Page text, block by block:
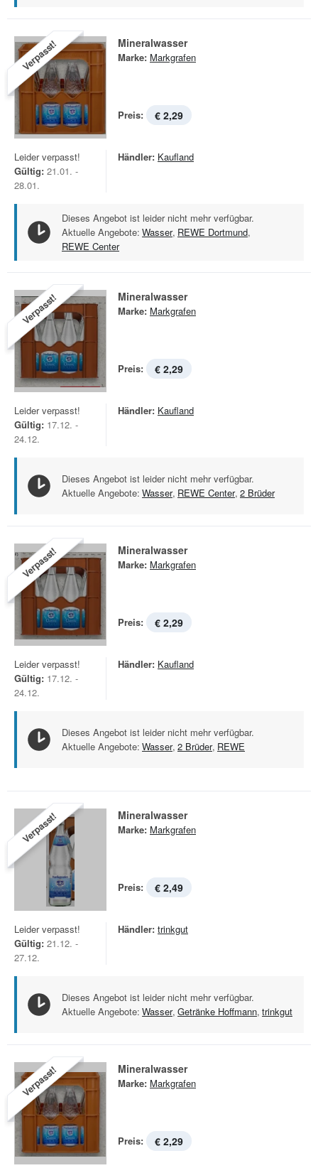
Verpasst! Mineralwasser
Marke: Markgrafen
Preis: € 2,29
Leider verpasst!
Gültig: 21.01. -
28.01.
Händler: Kaufland
Dieses Angebot ist leider nicht mehr verfügbar.
Aktuelle Angebote: Wasser, REWE Dortmund,
REWE Center
Verpasst! Mineralwasser
Marke: Markgrafen
Preis: € 2,29
Leider verpasst!
Gültig: 17.12. -
24.12.
Händler: Kaufland
Dieses Angebot ist leider nicht mehr verfügbar.
Aktuelle Angebote: Wasser, REWE Center, 2 Brüder
Verpasst! Mineralwasser
Marke: Markgrafen
Preis: € 2,29
Leider verpasst!
Gültig: 17.12. -
24.12.
Händler: Kaufland
Dieses Angebot ist leider nicht mehr verfügbar.
Aktuelle Angebote: Wasser, 2 Brüder, REWE
Verpasst! Mineralwasser
Marke: Markgrafen
Preis: € 2,49
Leider verpasst!
Gültig: 21.12. -
27.12.
Händler: trinkgut
Dieses Angebot ist leider nicht mehr verfügbar.
Aktuelle Angebote: Wasser, Getränke Hoffmann, trinkgut
Verpasst! Mineralwasser
Marke: Markgrafen
Preis: € 2,29